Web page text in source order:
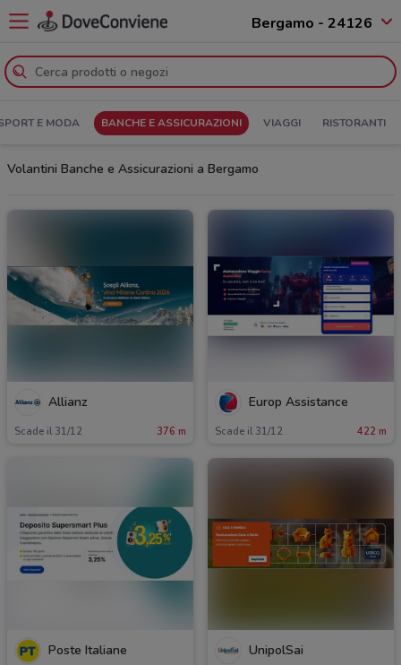
Bergamo - 24126
E MODA BANCHE E ASSICURAZIONI VIAGGI RISTORANTI
Volantini Banche e Assicurazioni a Bergamo
Allianz
Scade il 31/12 376 m
Europ Assistance
Scade il 31/12 422 m
Poste Italiane UnipolSai